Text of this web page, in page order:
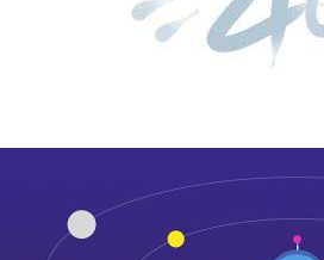
山东丰汇工程检测有限公